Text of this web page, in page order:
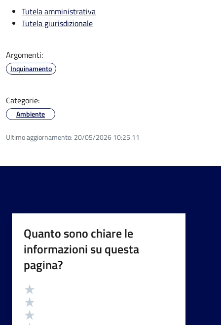
Tutela amministrativa
Tutela giurisdizionale
Argomenti:
Inquinamento
Categorie:
Ambiente
Ultimo aggiornamento: 20/05/2026 10:25.11
Quanto sono chiare le
informazioni su questa
pagina?
Valutazione